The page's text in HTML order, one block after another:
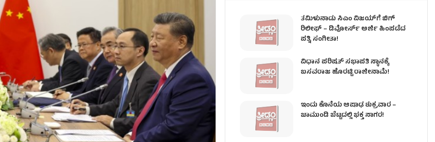
ತಮಿಳುನಾಡು ಸಿಎಂ ವಿಜಯ್‌ಗೆ ಬಿಗ್
ರಿಲೀಫ್ – ಡಿವೋರ್ಸ್ ಅರ್ಜಿ ಹಿಂಪಡೆದ
ಪತ್ನಿ ಸಂಗೀತಾ!
ವಿಧಾನ ಪರಿಷತ್ ಸಭಾಪತಿ ಸ್ಥಾನಕ್ಕೆ
ಬಸವರಾಜ ಹೊರಟ್ಟಿ ರಾಜೀನಾಮೆ!
ಇಂದು ಕೊನೆಯ ಆಷಾಢ ಶುಕ್ರವಾರ –
ಚಾಮುಂಡಿ ಬೆಟ್ಟದಲ್ಲಿ ಭಕ್ತ ಸಾಗರ!